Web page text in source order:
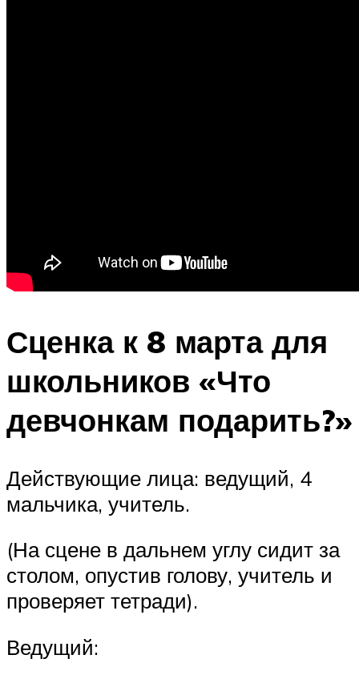
Сценка к 8 марта для
школьников «Что
девчонкам подарить?»
Действующие лица: ведущий, 4
мальчика, учитель.
(На сцене в дальнем углу сидит за
столом, опустив голову, учитель и
проверяет тетради).
Ведущий: